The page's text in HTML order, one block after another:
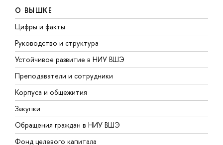
О ВЫШКЕ
Цифры и факты
Руководство и структура
Устойчивое развитие в НИУ ВШЭ
Преподаватели и сотрудники
Корпуса и общежития
Закупки
Обращения граждан в НИУ ВШЭ
Фонд целевого капитала